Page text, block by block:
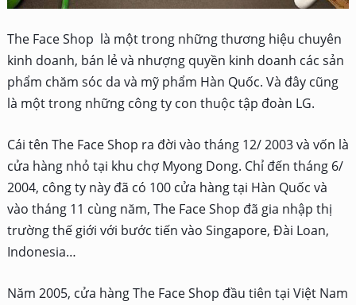
The Face Shop là một trong những thương hiệu chuyên
kinh doanh, bán lẻ và nhượng quyền kinh doanh các sản
phẩm chăm sóc da và mỹ phẩm Hàn Quốc. Và đây cũng
là một trong những công ty con thuộc tập đoàn LG.
Cái tên The Face Shop ra đời vào tháng 12/ 2003 và vốn là
cửa hàng nhỏ tại khu chợ Myong Dong. Chỉ đến tháng 6/
2004, công ty này đã có 100 cửa hàng tại Hàn Quốc và
vào tháng 11 cùng năm, The Face Shop đã gia nhập thị
trường thế giới với bước tiến vào Singapore, Đài Loan,
Indonesia…
Năm 2005, cửa hàng The Face Shop đầu tiên tại Việt Nam